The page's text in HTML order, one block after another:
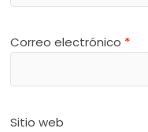
Correo electrónico *
Sitio web